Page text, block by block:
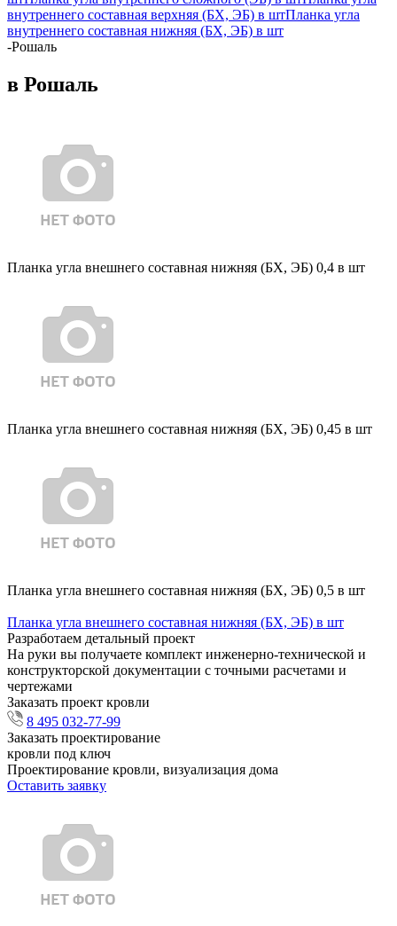
внутреннего составная верхняя (БХ, ЭБ) в штПланка угла
внутреннего составная нижняя (БХ, ЭБ) в шт
-Рошаль
в Рошаль
Планка угла внешнего составная нижняя (БХ, ЭБ) 0,4 в шт
Планка угла внешнего составная нижняя (БХ, ЭБ) 0,45 в шт
Планка угла внешнего составная нижняя (БХ, ЭБ) 0,5 в шт
Планка угла внешнего составная нижняя (БХ, ЭБ) в шт
Разработаем детальный проект
На руки вы получаете комплект инженерно-технической и
конструкторской документации с точными расчетами и
чертежами
Заказать проект кровли
8 495 032-77-99
Заказать проектирование
кровли под ключ
Проектирование кровли, визуализация дома
Оставить заявку